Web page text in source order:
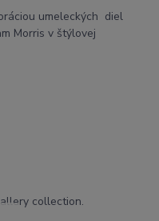
umeleckých diel
Morris v štýlovej
collection.